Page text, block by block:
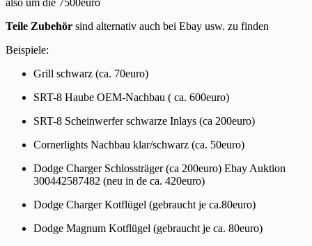
also um die 7500euro
Teile Zubehör sind alternativ auch bei Ebay usw. zu finden
Beispiele:
Grill schwarz (ca. 70euro)
SRT-8 Haube OEM-Nachbau ( ca. 600euro)
SRT-8 Scheinwerfer schwarze Inlays (ca 200euro)
Cornerlights Nachbau klar/schwarz (ca. 50euro)
Dodge Charger Schlossträger (ca 200euro) Ebay Auktion
300442587482 (neu in de ca. 420euro)
Dodge Charger Kotflügel (gebraucht je ca.80euro)
Dodge Magnum Kotflügel (gebraucht je ca. 80euro)